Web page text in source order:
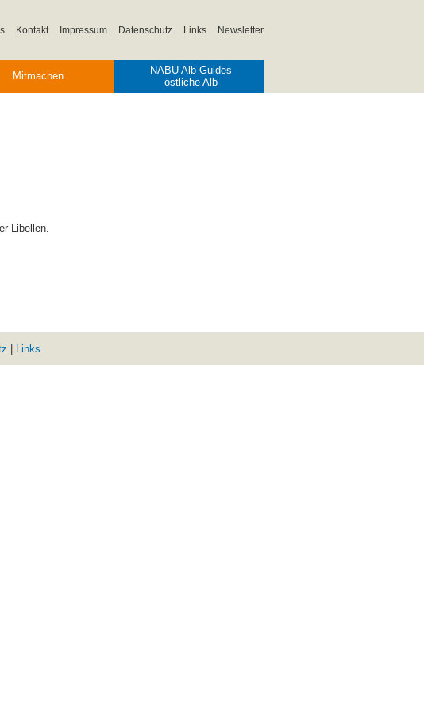
Kontakt Impressum Datenschutz Links Newsletter
Mitmachen
NABU Alb Guides
östliche Alb
Libellen.
Links